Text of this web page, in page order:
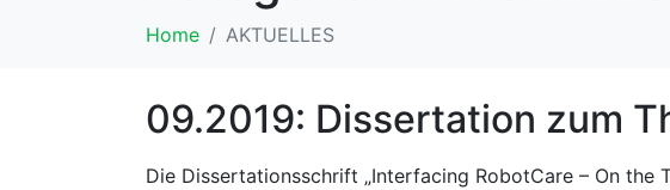
Home AKTUELLES
09.2019: Dissertation zum
Die Dissertationsschrift „Interfacing RobotCare – On the